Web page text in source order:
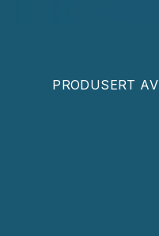
PRODUSERT AV